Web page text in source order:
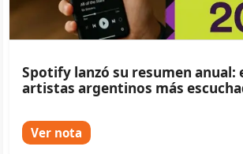
Spotify lanzó su resumen anual:
artistas argentinos más
Ver nota